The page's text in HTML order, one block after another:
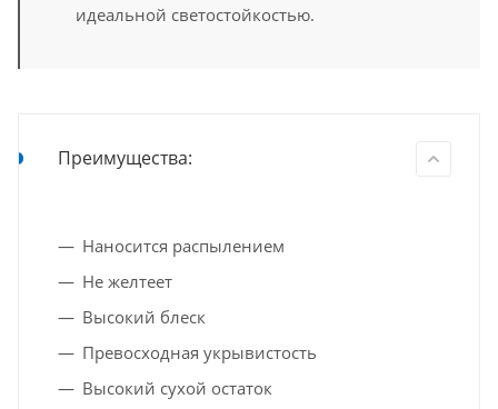
идеальной светостойкостью.
Преимущества:
Наносится распылением
Не желтеет
Высокий блеск
Превосходная укрывистость
Высокий сухой остаток